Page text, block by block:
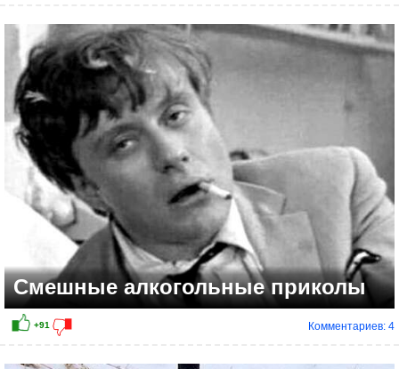
+70
Смешные алкогольные приколы
Комментариев: 4